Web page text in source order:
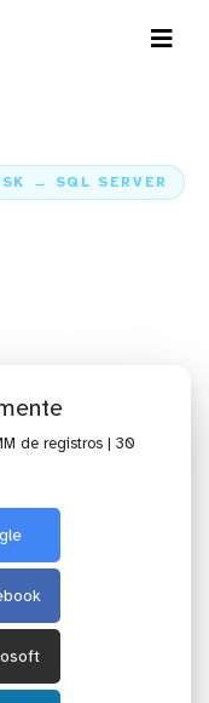
→ SQL SERVER
de registros | 30